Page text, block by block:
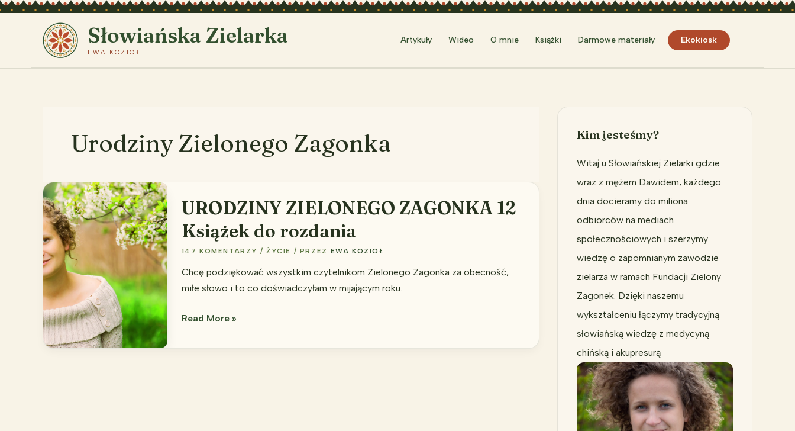
Przejdź
Słowiańska Zielarka
EWA KOZIOŁ
Artykuły Wideo O mnie Książki Darmowe materiały Ekokiosk
Urodziny Zielonego Zagonka
URODZINY ZIELONEGO ZAGONKA 12
Książek do rozdania
147 KOMENTARZY / ŻYCIE / PRZEZ EWA KOZIOŁ
Chcę podziękować wszystkim czytelnikom Zielonego Zagonka za obecność,
miłe słowo i to co doświadczyłam w mijającym roku.
URODZINY
Read More »
Kim jesteśmy?
Witaj u Słowiańskiej Zielarki gdzie
wraz z mężem Dawidem, każdego
dnia docieramy do miliona
odbiorców na mediach
społecznościowych i szerzymy
wiedzę o zapomnianym zawodzie
zielarza w ramach Fundacji Zielony
Zagonek. Dzięki naszemu
wykształceniu łączymy tradycyjną
słowiańską wiedzę z medycyną
chińską i akupresurą